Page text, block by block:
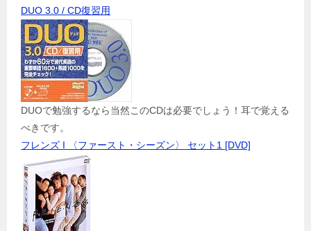
DUO 3.0 / CD復習用
DUOで勉強するなら当然このCDは必要でしょう！耳で覚える
べきです。
フレンズ I 〈ファースト・シーズン〉 セット1 [DVD]